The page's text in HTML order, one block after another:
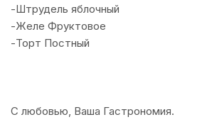
-Штрудель яблочный
-Желе Фруктовое
-Торт Постный
С любовью, Ваша Гастрономия.